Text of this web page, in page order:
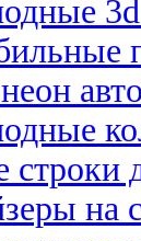
строки
на